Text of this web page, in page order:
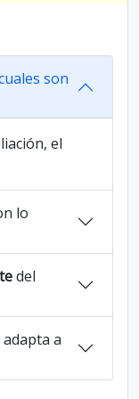
son
el
lo
del
a